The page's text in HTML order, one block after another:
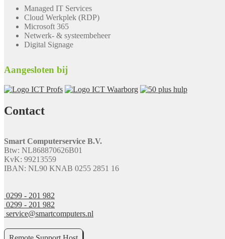
Managed IT Services
Cloud Werkplek (RDP)
Microsoft 365
Netwerk- & systeembeheer
Digital Signage
Aangesloten bij
Contact
Smart Computerservice B.V.
Btw: NL868870626B01
KvK: 99213559
IBAN: NL90 KNAB 0255 2851 16
0299 - 201 982
0299 - 201 982
service@smartcomputers.nl